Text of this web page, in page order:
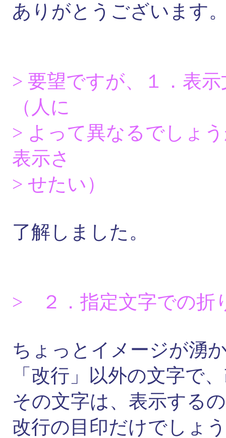
ありがとうございます
> 要望ですが、１．表
（人に
> よって異なるでしょ
表示さ
> せたい）
了解しました。
> ２．指定文字での折
ちょっとイメージが湧
「改行」以外の文字で
その文字は、表示する
改行の目印だけでしょ